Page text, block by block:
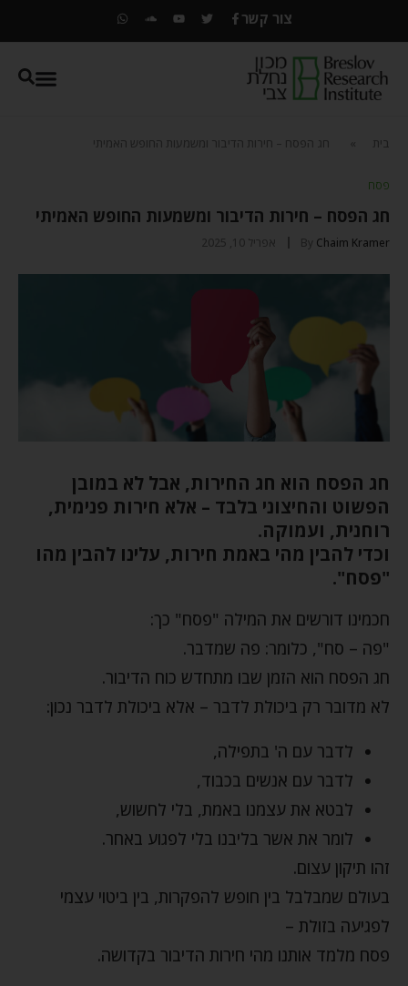
צור קשר
בית חג הפסח – חירות הדיבור ומשמעות החופש האמיתי
פסח
חג הפסח – חירות הדיבור ומשמעות החופש האמיתי
By Chaim Kramer אפריל 10, 2025
חג הפסח הוא חג החירות, אבל לא במובן
הפשוט והחיצוני בלבד – אלא חירות פנימית,
רוחנית, ועמוקה.
וכדי להבין מהי באמת חירות, עלינו להבין מהו
"פסח".
חכמינו דורשים את המילה "פסח" כך:
"פה – סח", כלומר: פה שמדבר.
חג הפסח הוא הזמן שבו מתחדש כוח הדיבור.
לא מדובר רק ביכולת לדבר – אלא ביכולת לדבר נכון:
לדבר עם ה' בתפילה,
לדבר עם אנשים בכבוד,
לבטא את עצמנו באמת, בלי לחשוש,
לומר את אשר בליבנו בלי לפגוע באחר.
זהו תיקון עצום.
בעולם שמבלבל בין חופש להפקרות, בין ביטוי עצמי
לפגיעה בזולת –
פסח מלמד אותנו מהי חירות הדיבור בקדושה.